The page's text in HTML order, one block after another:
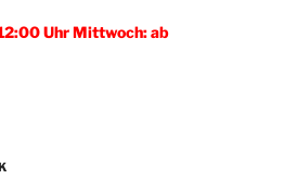
Uhr Mittwoch: ab